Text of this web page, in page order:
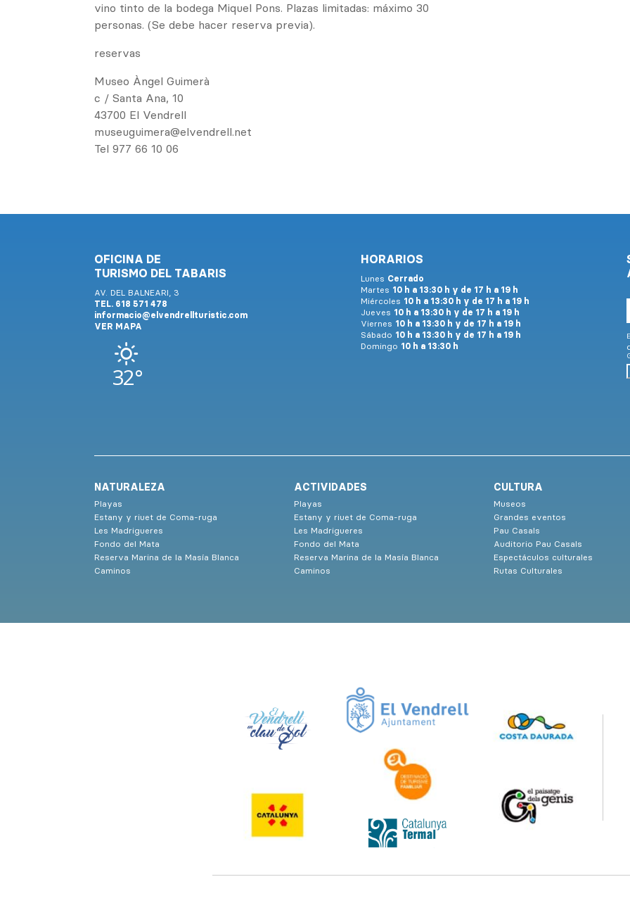
vino tinto de la bodega Miquel Pons. Plazas limitadas: máximo 30
personas. (Se debe hacer reserva previa).
reservas
Museo Àngel Guimerà
c / Santa Ana, 10
43700 El Vendrell
museuguimera@elvendrell.net
Tel 977 66 10 06
OFICINA DE
TURISMO DEL TABARIS
AV. DEL BALNEARI, 3
TEL. 618 571 478
informacio@elvendrellturistic.com
VER MAPA
32°
HORARIOS
Lunes Cerrado
Martes 10 h a 13:30 h y de 17 h a 19 h
Miércoles 10 h a 13:30 h y de 17 h a 19 h
Jueves 10 h a 13:30 h y de 17 h a 19 h
Viernes 10 h a 13:30 h y de 17 h a 19 h
Sábado 10 h a 13:30 h y de 17 h a 19 h
Domingo 10 h a 13:30 h
NATURALEZA
Playas
Estany y riuet de Coma-ruga
Les Madrigueres
Fondo del Mata
Reserva Marina de la Masía Blanca
Caminos
ACTIVIDADES
Playas
Estany y riuet de Coma-ruga
Les Madrigueres
Fondo del Mata
Reserva Marina de la Masía Blanca
Caminos
CULTURA
Museos
Grandes eventos
Pau Casals
Auditorio Pau Casals
Espectáculos culturales
Rutas Culturales